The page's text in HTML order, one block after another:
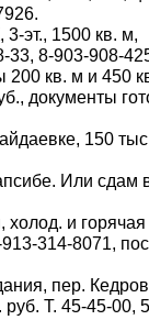
эт., 1500 кв. м,
33, 8-903-908-
200 кв. м и 450
документы
150
Или сдам
холод. и горячая
314-8071,
пер.
Т. 45-45-00,